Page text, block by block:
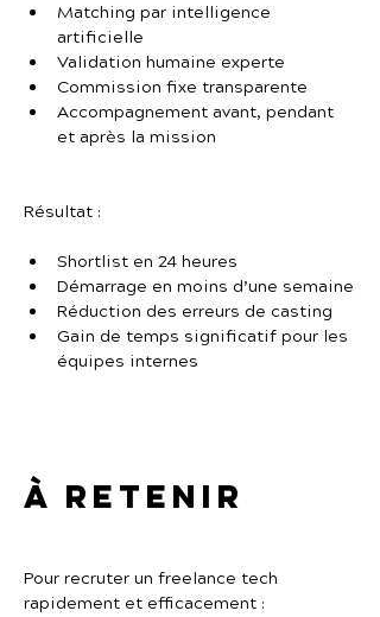
Matching par intelligence
artificielle
Validation humaine experte
Commission fixe transparente
Accompagnement avant, pendant
et après la mission
Résultat :
Shortlist en 24 heures
Démarrage en moins d’une semaine
Réduction des erreurs de casting
Gain de temps significatif pour les
équipes internes
À retenir
Pour recruter un freelance tech
rapidement et efficacement :